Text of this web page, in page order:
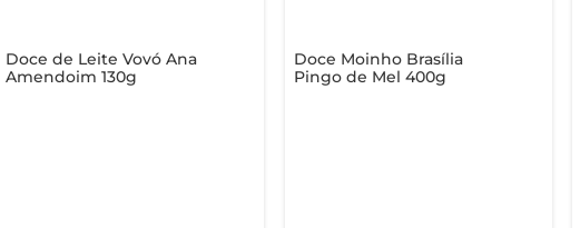
Doce de Leite Vovó Ana
Amendoim 130g
Doce Moinho Brasília
Pingo de Mel 400g